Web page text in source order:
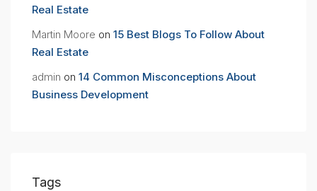
Real Estate
Martin Moore on 15 Best Blogs To Follow About
Real Estate
admin on 14 Common Misconceptions About
Business Development
Tags